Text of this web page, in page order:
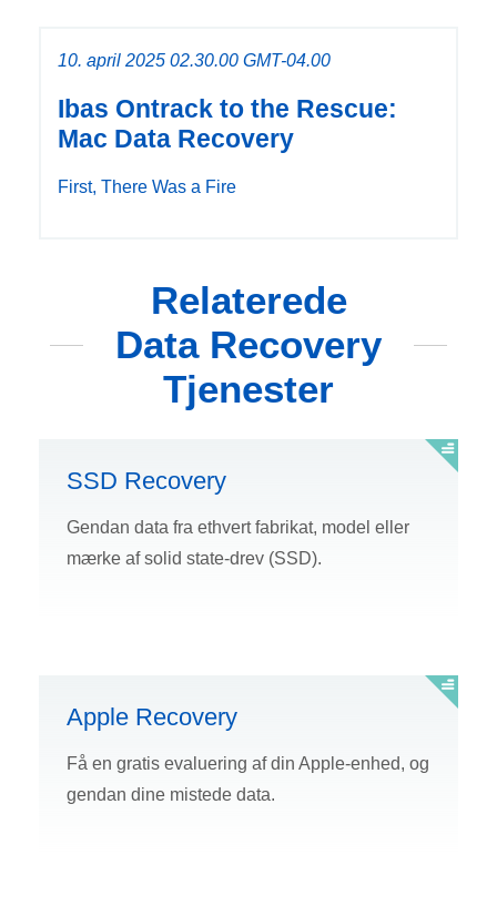
10. april 2025 02.30.00 GMT-04.00
Ibas Ontrack to the Rescue:
Mac Data Recovery
First, There Was a Fire
Relaterede
Data Recovery
Tjenester
SSD Recovery
Gendan data fra ethvert fabrikat, model eller
mærke af solid state-drev (SSD).
Apple Recovery
Få en gratis evaluering af din Apple-enhed, og
gendan dine mistede data.